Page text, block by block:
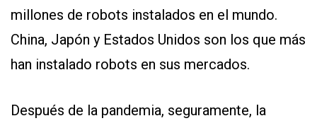
millones de robots instalados en el mundo.
China, Japón y Estados Unidos son los que más
han instalado robots en sus mercados.
Después de la pandemia, seguramente, la